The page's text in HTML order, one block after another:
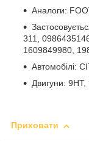
Аналоги:
311,
1609849980,
Автомобілі:
Двигуни: 9HT,
Приховати